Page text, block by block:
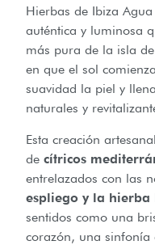
Hierbas de Ibiza
auténtica y luminosa
más pura de la isla de
en que el sol
suavidad la piel y
naturales y
Esta creación
de cítricos
entrelazados con las
espliego y la hierba
sentidos como una
corazón, una sinfonía